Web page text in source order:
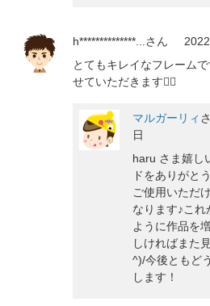
h**************... さん
とてもキレイなフレーム
せていただきます🙇‍♀️
マルガーリィ
日
haru さま嬉し
ドをありがと
ご使用いただ
なります♪これ
ように作品を
しければまた
^)/今後ともど
します！